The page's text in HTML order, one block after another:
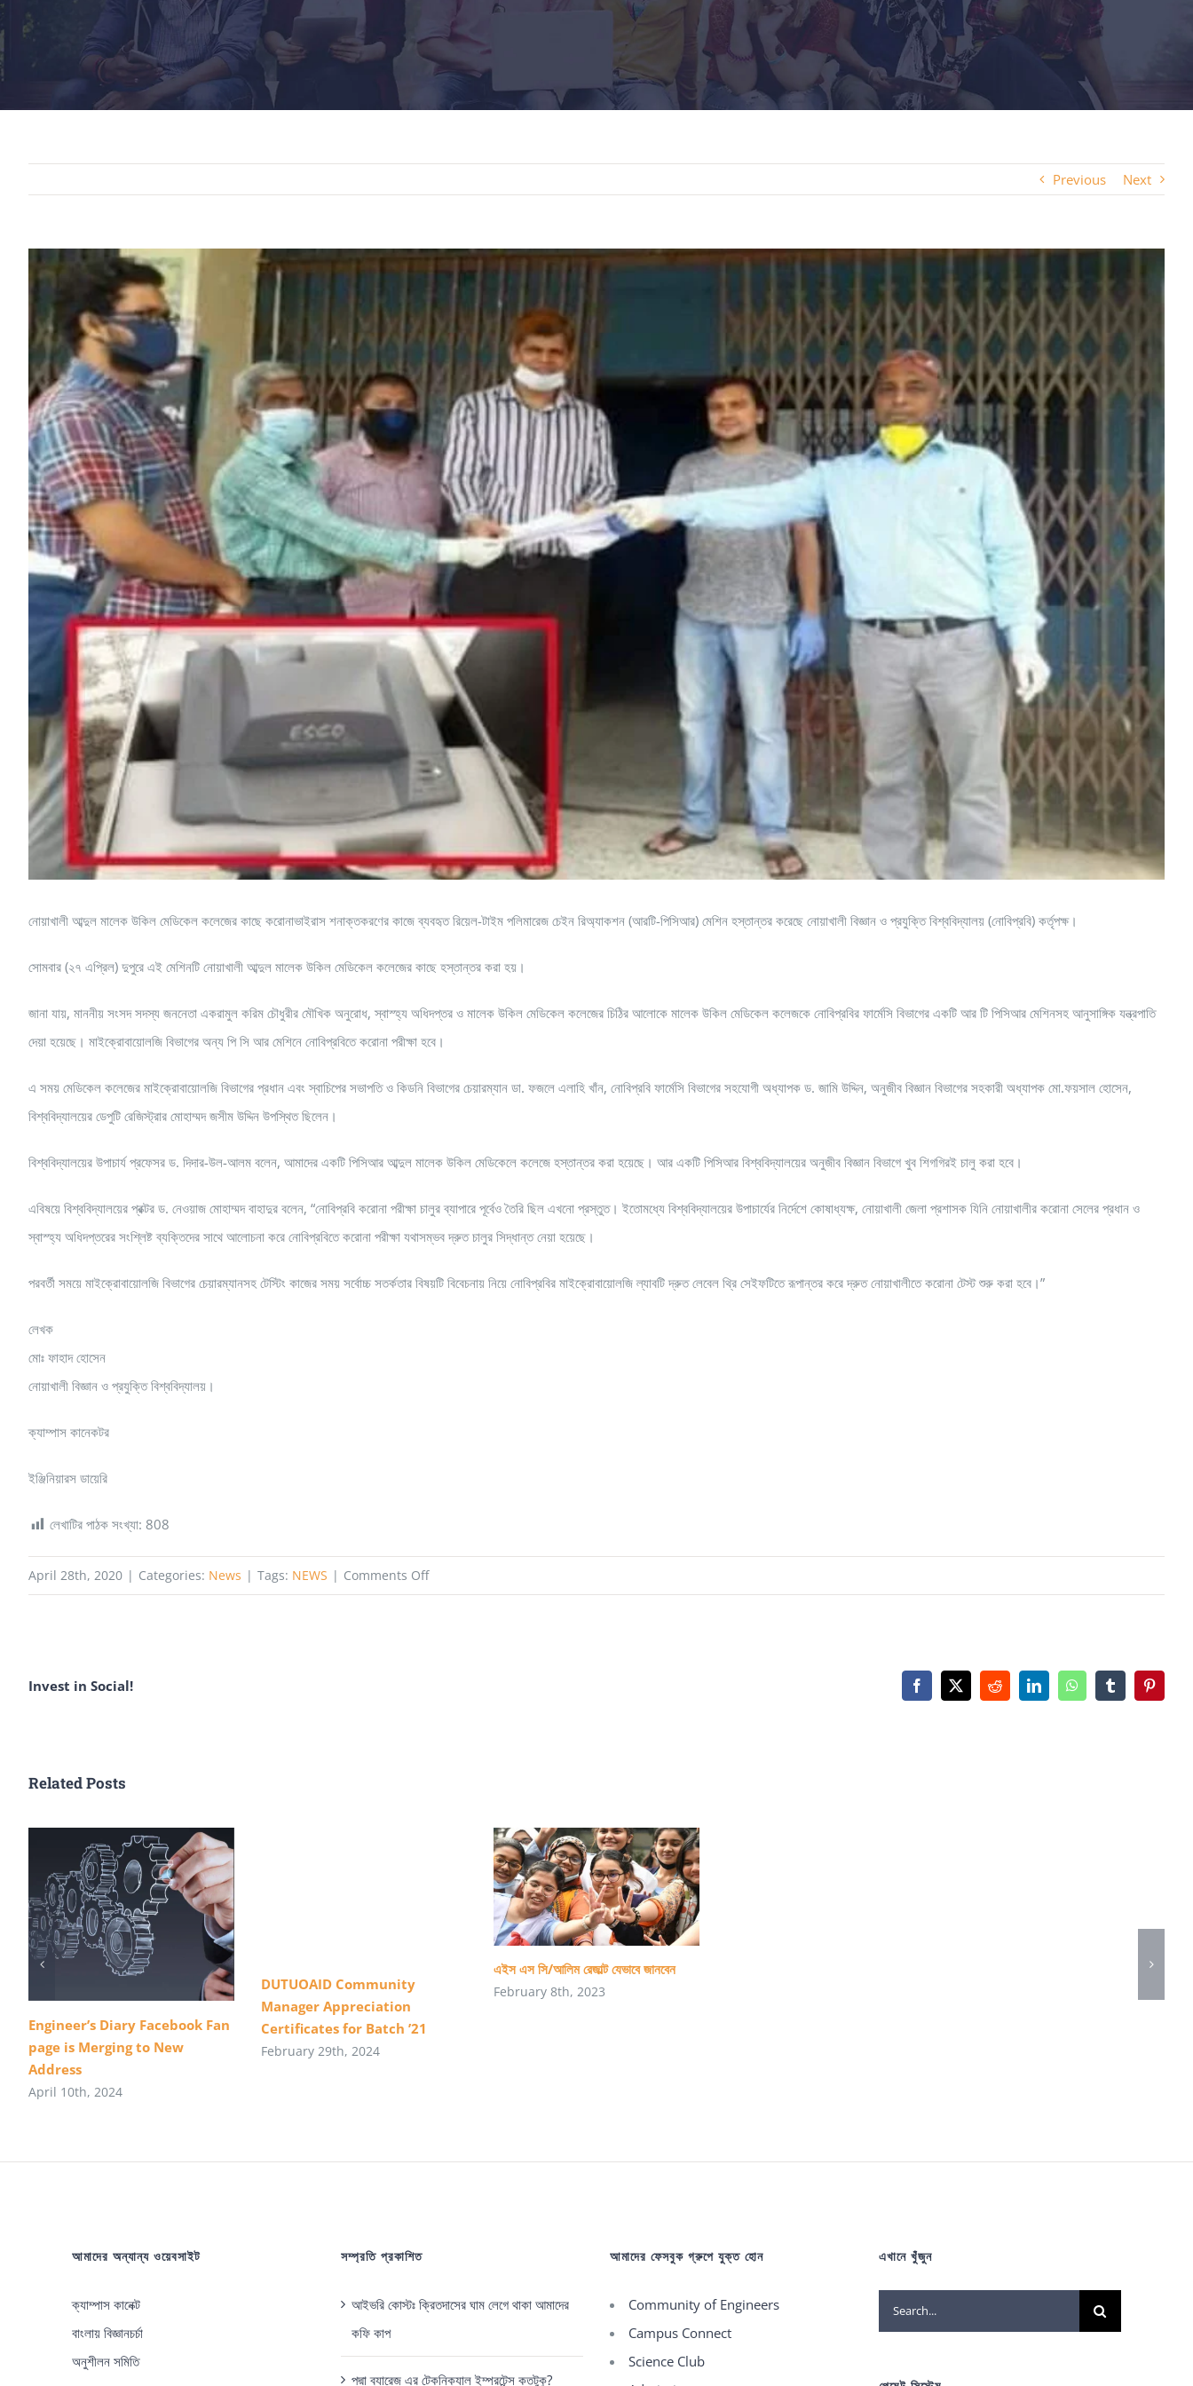
Previous Next
View
Image
নোয়াখালী আব্দুল মালেক উকিল মেডিকেল কলেজের কাছে করোনাভাইরাস শনাক্তকরণের কাজে ব্যবহৃত রিয়েল-টাইম পলিমারেজ চেইন রিঅ্যাকশন (আরটি-পিসিআর) মেশিন হস্তান্তর করেছে নোয়াখালী বিজ্ঞান ও প্রযুক্তি বিশ্ববিদ্যালয় (নোবিপ্রবি) কর্তৃপক্ষ।
সোমবার (২৭ এপ্রিল) দুপুরে এই মেশিনটি নোয়াখালী আব্দুল মালেক উকিল মেডিকেল কলেজের কাছে হস্তান্তর করা হয়।
জানা যায়, মাননীয় সংসদ সদস্য জননেতা একরামুল করিম চৌধুরীর মৌখিক অনুরোধ, স্বাস্হ্য অধিদপ্তর ও মালেক উকিল মেডিকেল কলেজের চিঠির আলোকে মালেক উকিল মেডিকেল কলেজকে নোবিপ্রবির ফার্মেসি বিভাগের একটি আর টি পিসিআর মেশিনসহ আনুসাঙ্গিক যন্ত্রপাতি
দেয়া হয়েছে। মাইক্রোবায়োলজি বিভাগের অন্য পি সি আর মেশিনে নোবিপ্রবিতে করোনা পরীক্ষা হবে।
এ সময় মেডিকেল কলেজের মাইক্রোবায়োলজি বিভাগের প্রধান এবং স্বাচিপের সভাপতি ও কিডনি বিভাগের চেয়ারম্যান ডা. ফজলে এলাহি খাঁন, নোবিপ্রবি ফার্মেসি বিভাগের সহযোগী অধ্যাপক ড. জামি উদ্দিন, অনুজীব বিজ্ঞান বিভাগের সহকারী অধ্যাপক মো.ফয়সাল হোসেন,
বিশ্ববিদ্যালয়ের ডেপুটি রেজিস্ট্রার মোহাম্মদ জসীম উদ্দিন উপস্থিত ছিলেন।
বিশ্ববিদ্যালয়ের উপাচার্য প্রফেসর ড. দিদার-উল-আলম বলেন, আমাদের একটি পিসিআর আব্দুল মালেক উকিল মেডিকেলে কলেজে হস্তান্তর করা হয়েছে। আর একটি পিসিআর বিশ্ববিদ্যালয়ের অনুজীব বিজ্ঞান বিভাগে খুব শিগগিরই চালু করা হবে।
এবিষয়ে বিশ্ববিদ্যালয়ের প্রক্টর ড. নেওয়াজ মোহাম্মদ বাহাদুর বলেন, “নোবিপ্রবি করোনা পরীক্ষা চালুর ব্যাপারে পূর্বেও তৈরি ছিল এখনো প্রস্তুত। ইতোমধ্যে বিশ্ববিদ্যালয়ের উপাচার্যের নির্দেশে কোষাধ্যক্ষ, নোয়াখালী জেলা প্রশাসক যিনি নোয়াখালীর করোনা সেলের প্রধান ও
স্বাস্হ্য অধিদপ্তরের সংশ্লিষ্ট ব্যক্তিদের সাথে আলোচনা করে নোবিপ্রবিতে করোনা পরীক্ষা যথাসম্ভব দ্রুত চালুর সিদ্ধান্ত নেয়া হয়েছে।
পরবর্তী সময়ে মাইক্রোবায়োলজি বিভাগের চেয়ারম্যানসহ টেস্টিং কাজের সময় সর্বোচ্চ সতর্কতার বিষয়টি বিবেচনায় নিয়ে নোবিপ্রবির মাইক্রোবায়োলজি ল্যাবটি দ্রুত লেবেল থ্রি সেইফটিতে রূপান্তর করে দ্রুত নোয়াখালীতে করোনা টেস্ট শুরু করা হবে।”
লেখক
মোঃ ফাহাদ হোসেন
নোয়াখালী বিজ্ঞান ও প্রযুক্তি বিশ্ববিদ্যালয়।
ক্যাম্পাস কানেকটর
ইঞ্জিনিয়ারস ডায়েরি
লেখাটির পাঠক সংখ্যা: 808
April 28th, 2020 | Categories: News | Tags: NEWS | Comments Offon
Invest in Social! Facebook
X RedditLinkedInWhatsAppTumblr
Related Posts
Engineer’s Diary Facebook Fan
page is Merging to New
Address
April 10th, 2024
DUTUOAID Community
Manager Appreciation
Certificates for Batch ’21
February 29th, 2024
এইস এস সি/আলিম রেজাল্ট যেভাবে জানবেন
February 8th, 2023
আমাদের অন্যান্য ওয়েবসাইট
ক্যাম্পাস কানেক্ট
বাংলায় বিজ্ঞানচর্চা
অনুশীলন সমিতি
সম্প্রতি প্রকাশিত
আইভরি কোস্টঃ ক্রিতদাসের ঘাম লেগে থাকা আমাদের
কফি কাপ
পদ্মা ব্যারেজ এর টেকনিক্যাল ইম্পরটেন্স কতটুকু?
আমাদের ফেসবুক গ্রুপে যুক্ত হোন
Community of Engineers
Campus Connect
Science Club
এখানে খুঁজুন
Search
for: